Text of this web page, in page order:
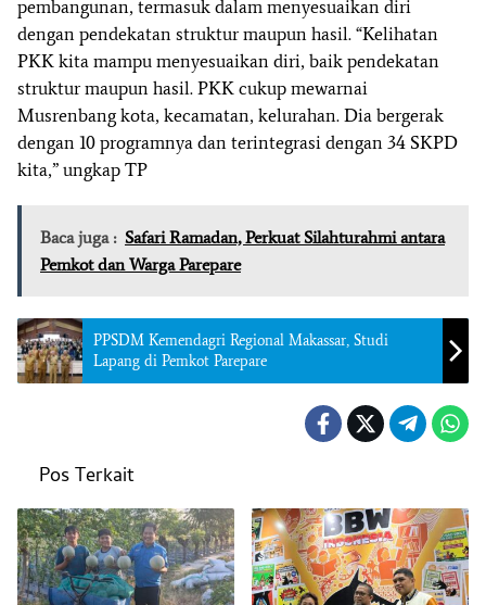
pembangunan, termasuk dalam menyesuaikan diri
dengan pendekatan struktur maupun hasil. “Kelihatan
PKK kita mampu menyesuaikan diri, baik pendekatan
struktur maupun hasil. PKK cukup mewarnai
Musrenbang kota, kecamatan, kelurahan. Dia bergerak
dengan 10 programnya dan terintegrasi dengan 34 SKPD
kita,” ungkap TP
Baca juga : Safari Ramadan, Perkuat Silahturahmi antara
Pemkot dan Warga Parepare
PPSDM Kemendagri Regional Makassar, Studi
Lapang di Pemkot Parepare
Pos Terkait